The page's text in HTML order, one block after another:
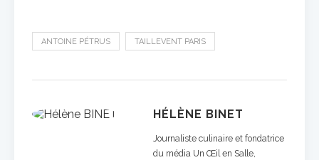
ANTOINE PÉTRUS TAILLEVENT PARIS
HÉLÈNE BINET
Journaliste culinaire et fondatrice
du média Un Œil en Salle,